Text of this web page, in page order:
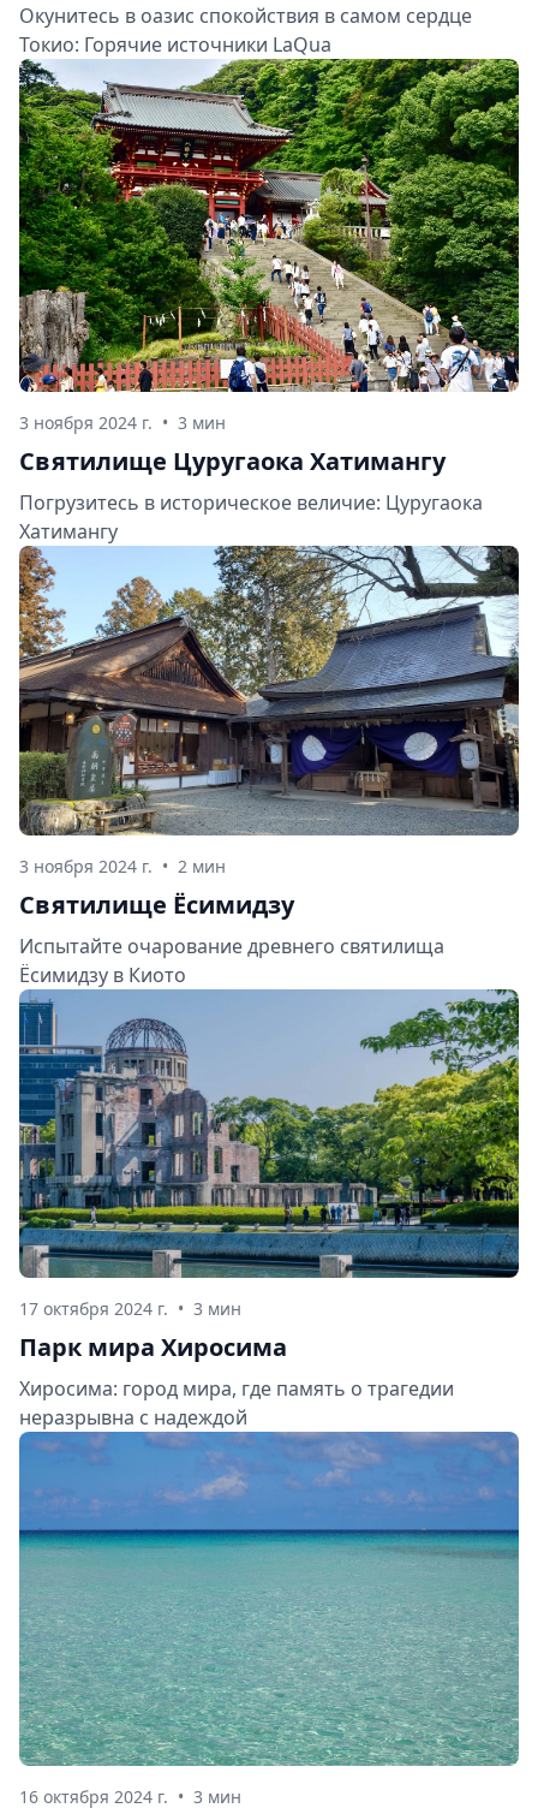
Окунитесь в оазис спокойствия в самом сердце
Токио: Горячие источники LaQua
3 ноября 2024 г. • 3 мин
Святилище Цуругаока Хатимангу
Погрузитесь в историческое величие: Цуругаока
Хатимангу
3 ноября 2024 г. • 2 мин
Святилище Ёсимидзу
Испытайте очарование древнего святилища
Ёсимидзу в Киото
17 октября 2024 г. • 3 мин
Парк мира Хиросима
Хиросима: город мира, где память о трагедии
неразрывна с надеждой
16 октября 2024 г. • 3 мин